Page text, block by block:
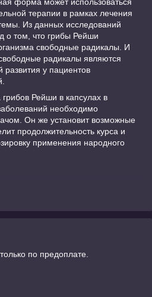
терапии в рамках лечения
Из данных исследований
о том, что грибы Рейши
свободные радикалы. И
радикалы являются
развития у пациентов
Рейши в капсулах в
необходимо
Он же установит возможные
продолжительность курса и
применения народного
по предоплате.